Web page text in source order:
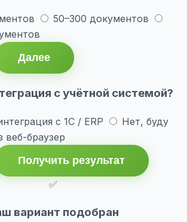
50–300 документов
Далее
с учётной системой?
с 1С / ERP
Нет, буду
веб-браузер
Получить результат
✅
вариант подобран